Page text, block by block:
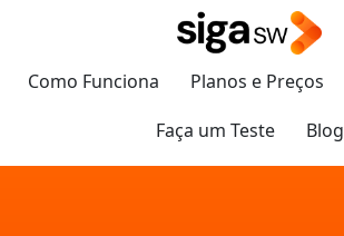
Como Funciona Planos e Preços
Faça um Teste
Blog